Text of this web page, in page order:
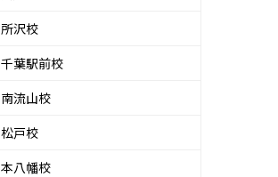
所沢校
千葉駅前校
南流山校
松戸校
本八幡校